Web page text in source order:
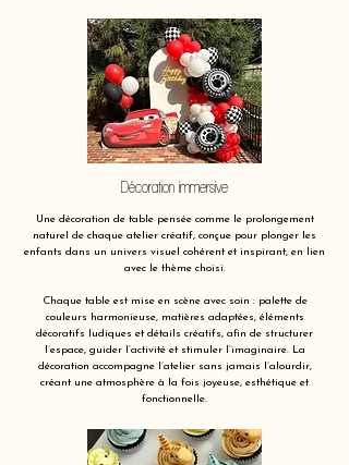
Décoration immersive
Une décoration de table pensée comme le prolongement
naturel de chaque atelier créatif, conçue pour plonger les
enfants dans un univers visuel cohérent et inspirant, en lien
avec le thème choisi.
Chaque table est mise en scène avec soin : palette de
couleurs harmonieuse, matières adaptées, éléments
décoratifs ludiques et détails créatifs, afin de structurer
l’espace, guider l’activité et stimuler l’imaginaire. La
décoration accompagne l’atelier sans jamais l’alourdir,
créant une atmosphère à la fois joyeuse, esthétique et
fonctionnelle.